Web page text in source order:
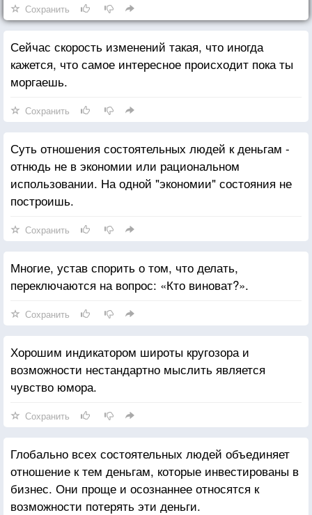
Сохранить
Сейчас скорость изменений такая, что иногда
кажется, что самое интересное происходит пока ты
моргаешь.
Сохранить
Суть отношения состоятельных людей к деньгам -
отнюдь не в экономии или рациональном
использовании. На одной "экономии" состояния не
построишь.
Сохранить
Многие, устав спорить о том, что делать,
переключаются на вопрос: «Кто виноват?».
Сохранить
Хорошим индикатором широты кругозора и
возможности нестандартно мыслить является
чувство юмора.
Сохранить
Глобально всех состоятельных людей объединяет
отношение к тем деньгам, которые инвестированы в
бизнес. Они проще и осознаннее относятся к
возможности потерять эти деньги.